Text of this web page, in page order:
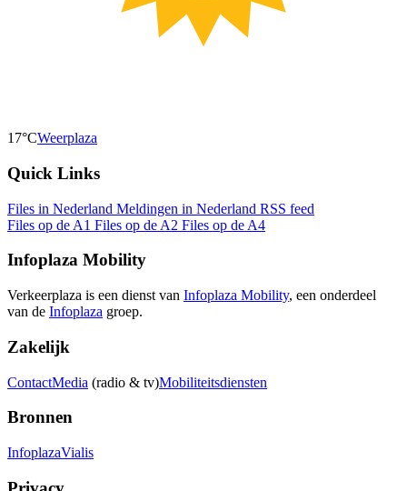
17°CWeerplaza
Quick Links
Files in Nederland Meldingen in Nederland RSS feed
Files op de A1 Files op de A2 Files op de A4
Infoplaza Mobility
Verkeerplaza is een dienst van Infoplaza Mobility, een onderdeel
van de Infoplaza groep.
Zakelijk
ContactMedia (radio & tv)Mobiliteitsdiensten
Bronnen
InfoplazaVialis